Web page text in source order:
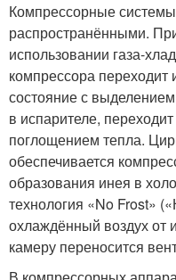
Компрессорные
распространёнными.
использовании газа-
компрессора переходит
состояние с
в испарителе,
поглощением тепла.
обеспечивается
образования инея в
технология «No Frost»
охлаждённый воздух от
камеру переносится